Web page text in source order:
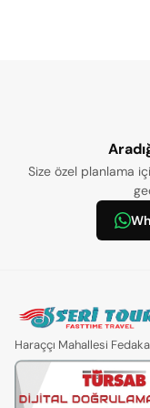
Size özel planlama
Haraççı Mahallesi